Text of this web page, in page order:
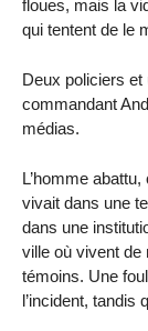
floues, mais la
qui tentent de le
Deux policiers et
commandant
médias.
L’homme
vivait dans une
dans une
ville où vivent de
témoins. Une
l’incident, tandis